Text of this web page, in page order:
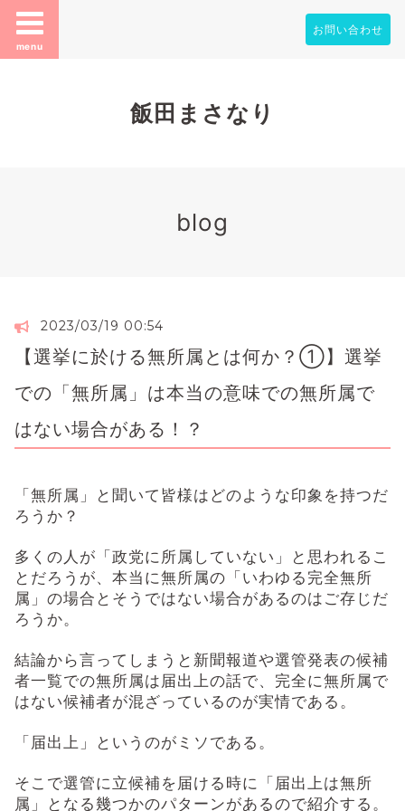
menu
お問い合わせ
飯田まさなり
blog
2023/03/19 00:54
【選挙に於ける無所属とは何か？①】選挙
での「無所属」は本当の意味での無所属で
はない場合がある！？
「無所属」と聞いて皆様はどのような印象を持つだ
ろうか？
多くの人が「政党に所属していない」と思われるこ
とだろうが、本当に無所属の「いわゆる完全無所
属」の場合とそうではない場合があるのはご存じだ
ろうか。
結論から言ってしまうと新聞報道や選管発表の候補
者一覧での無所属は届出上の話で、完全に無所属で
はない候補者が混ざっているのが実情である。
「届出上」というのがミソである。
そこで選管に立候補を届ける時に「届出上は無所
属」となる幾つかのパターンがあるので紹介する。